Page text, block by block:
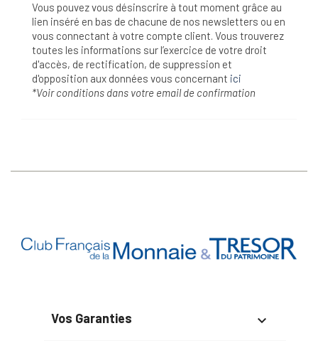
Vous pouvez vous désinscrire à tout moment grâce au
lien inséré en bas de chacune de nos newsletters ou en
vous connectant à votre compte client. Vous trouverez
toutes les informations sur l’exercice de votre droit
d'accès, de rectification, de suppression et
d'opposition aux données vous concernant ici
*Voir conditions dans votre email de confirmation
Vos Garanties 